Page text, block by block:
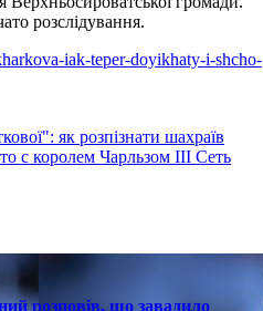
розслідування.
iak-teper-doyikhaty-i-shcho-
як розпізнати шахраїв
с королем Чарльзом III Сеть
розповів, що завадило